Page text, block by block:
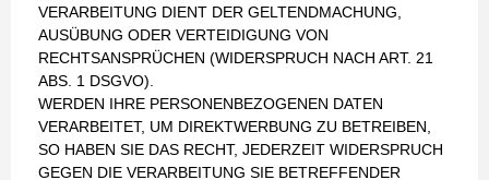
VERARBEITUNG DIENT DER GELTENDMACHUNG,
AUSÜBUNG ODER VERTEIDIGUNG VON
RECHTSANSPRÜCHEN (WIDERSPRUCH NACH ART. 21
ABS. 1 DSGVO).
WERDEN IHRE PERSONENBEZOGENEN DATEN
VERARBEITET, UM DIREKTWERBUNG ZU BETREIBEN,
SO HABEN SIE DAS RECHT, JEDERZEIT WIDERSPRUCH
GEGEN DIE VERARBEITUNG SIE BETREFFENDER